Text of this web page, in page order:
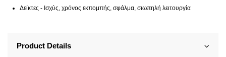
Δείκτες - Ισχύς, χρόνος εκπομπής, σφάλμα, σιωπηλή λειτουργία
Product Details